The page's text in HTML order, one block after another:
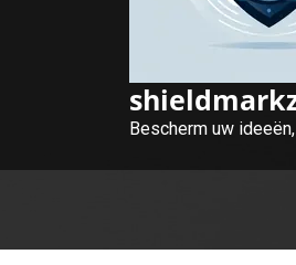
Bescherm uw